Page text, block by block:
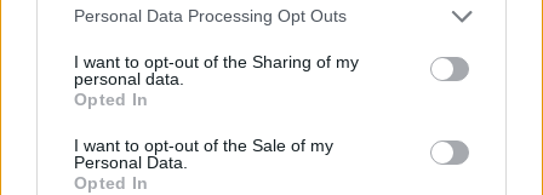
Personal Data Processing Opt Outs
I want to opt-out of the Sharing of my
personal data.
Opted In
I want to opt-out of the Sale of my
Personal Data.
Opted In
παράνομοι μετανάστες διέφυγαν πίσω
Πύραυλος προσέκρουσε στη
Σελήνη: Τι κρύβει η «σιγή
Ο δεύτερος βαθμός του πυραύλου Falcon